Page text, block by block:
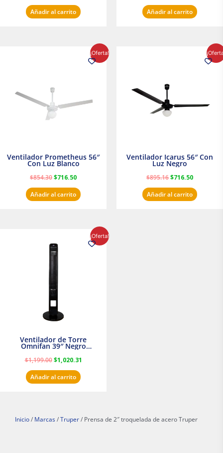
Añadir al carrito Añadir al carrito
¡Oferta!
Ventilador Prometheus 56″
Con Luz Blanco
$854.30$716.50
precio
actual
Añadir al carrito
Ventilador Icarus 56″ Con
Luz Negro
$895.16$716.50
precio
actual
Añadir al carrito
¡Oferta!
Ventilador de Torre
Omnifan 39″ Negro
$1,199.00
original
era:
$1,020.31
precio
actual
Añadir al carrito
Inicio / Marcas / Truper / Prensa de 2″ troquelada de acero Truper